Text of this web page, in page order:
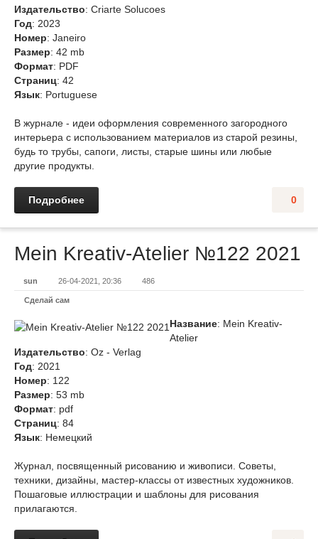
Издательство: Criarte Solucoes
Год: 2023
Номер: Janeiro
Размер: 42 mb
Формат: PDF
Страниц: 42
Язык: Portuguese
В журнале - идеи оформления современного загородного
интерьера с использованием материалов из старой резины,
будь то трубы, сапоги, листы, старые шины или любые
другие продукты.
0
Подробнее
Mein Kreativ-Atelier №122 2021
sun 26-04-2021, 20:36 486
Сделай сам
Название: Mein Kreativ-
Atelier
Издательство: Oz - Verlag
Год: 2021
Номер: 122
Размер: 53 mb
Формат: pdf
Страниц: 84
Язык: Немецкий
Журнал, посвященный рисованию и живописи. Советы,
техники, дизайны, мастер-классы от известных художников.
Пошаговые иллюстрации и шаблоны для рисования
прилагаются.